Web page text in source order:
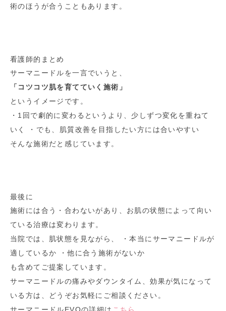
術のほうが合うこともあります。
看護師的まとめ
サーマニードルを一言でいうと、
「コツコツ肌を育てていく施術」
というイメージです。
・1回で劇的に変わるというより、少しずつ変化を重ねて
いく ・でも、肌質改善を目指したい方には合いやすい
そんな施術だと感じています。
最後に
施術には合う・合わないがあり、お肌の状態によって向い
ている治療は変わります。
当院では、肌状態を見ながら、 ・本当にサーマニードルが
適しているか ・他に合う施術がないか
も含めてご提案しています。
サーマニードルの痛みやダウンタイム、効果が気になって
いる方は、どうぞお気軽にご相談ください。